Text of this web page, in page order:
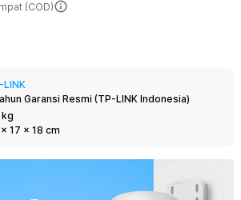
(COD)
LINK
Garansi Resmi (TP-LINK Indonesia)
kg
x 17 x 18 cm